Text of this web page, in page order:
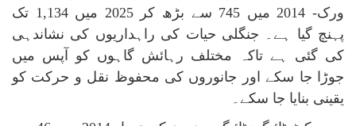
ورک- 2014 میں 745 سے بڑھ کر 2025 میں 1,134 تک
پہنچ گیا ہے۔ جنگلی حیات کی راہداریوں کی نشاندہی
کی گئی ہے تاکہ مختلف رہائش گاہوں کو آپس میں
جوڑا جا سکے اور جانوروں کی محفوظ نقل و حرکت کو
یقینی بنایا جا سکے۔